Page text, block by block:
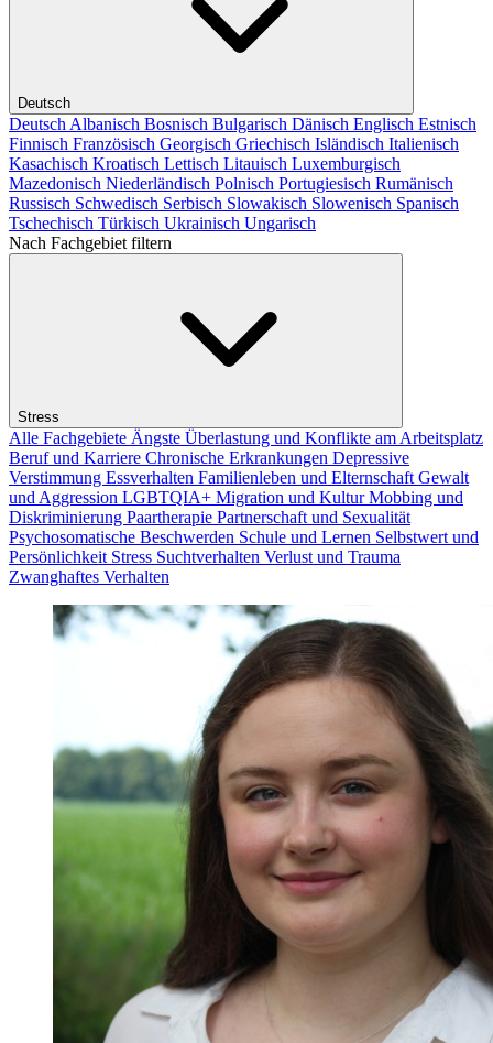
Deutsch
Deutsch Albanisch Bosnisch Bulgarisch Dänisch Englisch Estnisch
Finnisch Französisch Georgisch Griechisch Isländisch Italienisch
Kasachisch Kroatisch Lettisch Litauisch Luxemburgisch
Mazedonisch Niederländisch Polnisch Portugiesisch Rumänisch
Russisch Schwedisch Serbisch Slowakisch Slowenisch Spanisch
Tschechisch Türkisch Ukrainisch Ungarisch
Nach Fachgebiet filtern
Stress
Alle Fachgebiete Ängste Überlastung und Konflikte am Arbeitsplatz
Beruf und Karriere Chronische Erkrankungen Depressive
Verstimmung Essverhalten Familienleben und Elternschaft Gewalt
und Aggression LGBTQIA+ Migration und KulturMobbing und
Diskriminierung Paartherapie Partnerschaft und Sexualität
Psychosomatische Beschwerden Schule und Lernen Selbstwert und
Persönlichkeit Stress Suchtverhalten Verlust und Trauma
Zwanghaftes Verhalten